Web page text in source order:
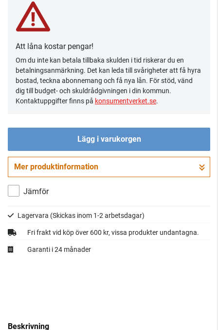
Att låna kostar pengar!
Om du inte kan betala tillbaka skulden i tid riskerar du en
betalningsanmärkning. Det kan leda till svårigheter att få hyra
bostad, teckna abonnemang och få nya lån. För stöd, vänd
dig till budget- och skuldrådgivningen i din kommun.
Kontaktuppgifter finns på konsumentverket.se.
Lägg i varukorgen
Gå till kassan
Mer produktinformation
Jämför
Lagervara (Skickas inom 1-2 arbetsdagar)
Fri frakt vid köp över 600 kr, vissa produkter undantagna.
Garanti i 24 månader
Beskrivning